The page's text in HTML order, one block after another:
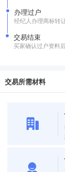
办理过户
经纪人办理商标转
交易结束
买家确认过户资料
交易所需材料